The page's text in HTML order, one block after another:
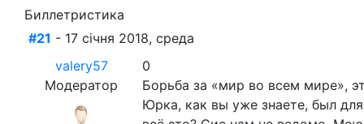
Биллетристика
#21 - 17 січня 2018, среда
valery57
Модератор
0
Борьба за «мир во всем мире»,
Юрка, как вы уже знаете, был